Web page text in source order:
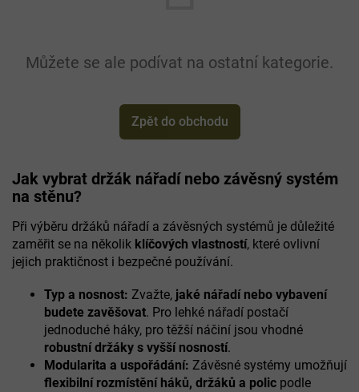
Můžete se ale podívat na ostatní kategorie.
Zpět do obchodu
Jak vybrat držák nářadí nebo závěsný systém
na stěnu?
Při výběru držáků nářadí a závěsných systémů je důležité
zaměřit se na několik klíčových vlastností, které ovlivní
jejich praktičnost i bezpečné používání.
Typ a nosnost: Zvažte, jaké nářadí nebo vybavení
budete zavěšovat. Pro lehké nářadí postačí
jednoduché háky, pro těžší náčiní jsou vhodné
robustní držáky s vyšší nosností.
Modularita a uspořádání: Závěsné systémy umožňují
flexibilní rozmístění háků, držáků a polic podle